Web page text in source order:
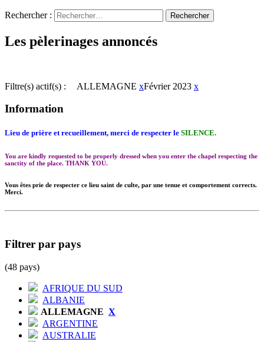
Rechercher :
Les pèlerinages annoncés
Filtre(s) actif(s) : ALLEMAGNE xFévrier 2023 x
Information
Lieu de prière et recueillement, merci de respecter le SILENCE.
You are kindly requested to be properly dressed when you enter the chapel respecting the
sanctity of the place. THANK YOU.
Vous êtes prie de respecter ce lieu saint de culte, par une tenue et comportement corrects.
Merci.
Filtrer par pays
(48 pays)
AFRIQUE DU SUD
ALBANIE
ALLEMAGNE X
ARGENTINE
AUSTRALIE